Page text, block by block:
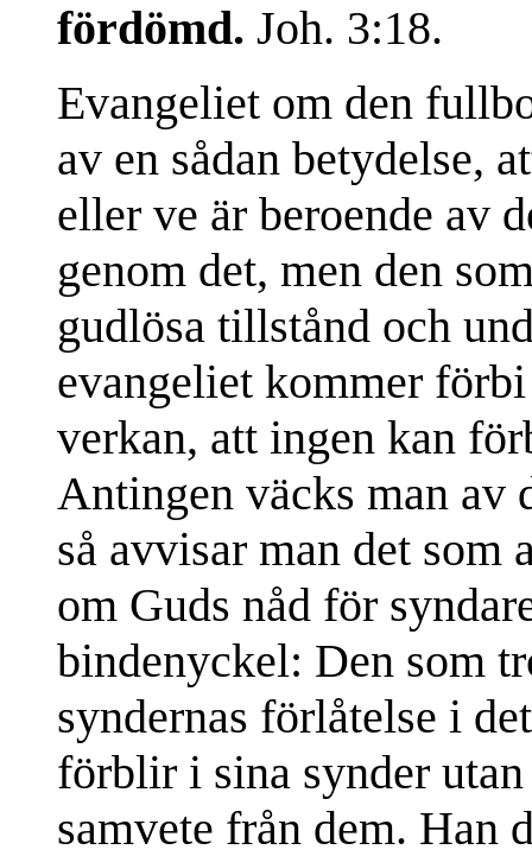
fördömd. Joh. 3:18.
Evangeliet om den
av en sådan betydelse,
eller ve är beroende av
genom det, men den
gudlösa tillstånd och
evangeliet kommer
verkan, att ingen kan
Antingen väcks man
så avvisar man det som
om Guds nåd för
bindenyckel: Den som
syndernas förlåtelse i
förblir i sina synder
samvete från dem. Han